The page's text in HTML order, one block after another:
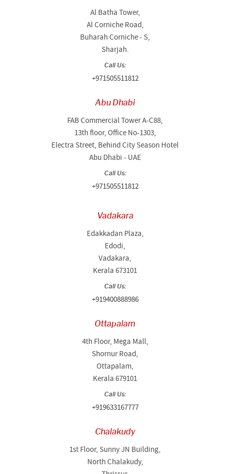
Al Batha Tower,
Al Corniche Road,
Buharah Corniche - S,
Sharjah.
Call Us:
+971505511812
Abu Dhabi
FAB Commercial Tower A-C88,
13th floor, Office No-1303,
Electra Street, Behind City Season Hotel
Abu Dhabi - UAE
Call Us:
+971505511812
Vadakara
Edakkadan Plaza,
Edodi,
Vadakara,
Kerala 673101
Call Us:
+919400888986
Ottapalam
4th Floor, Mega Mall,
Shornur Road,
Ottapalam,
Kerala 679101
Call Us:
+919633167777
Chalakudy
1st Floor, Sunny JN Building,
North Chalakudy,